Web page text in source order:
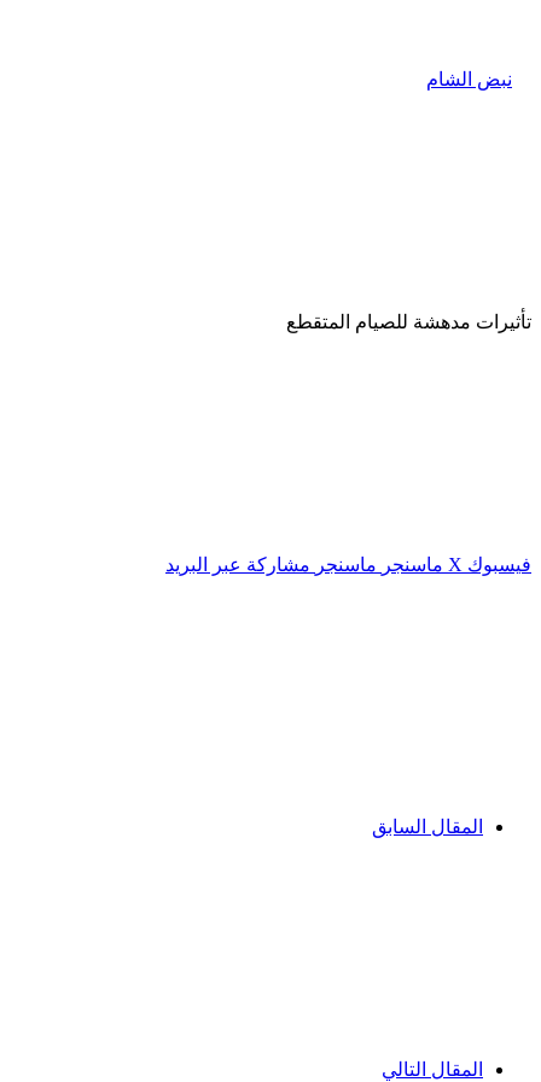
تأثيرات مدهشة للصيام المتقطع
فيسبوك ‫X ماسنجر ماسنجر مشاركة عبر البريد
المقال السابق
المقال التالي